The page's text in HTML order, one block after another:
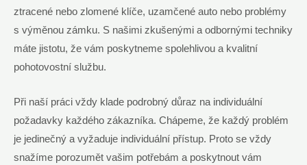
ztracené nebo zlomené klíče, uzamčené auto nebo problémy
s výměnou zámku. S našimi zkušenými a odbornými techniky
máte jistotu, že vám poskytneme spolehlivou a kvalitní
pohotovostní službu.
Při naší práci vždy klade podrobný důraz na individuální
požadavky každého zákazníka. Chápeme, že každý problém
je jedinečný a vyžaduje individuální přístup. Proto se vždy
snažíme porozumět vašim potřebám a poskytnout vám